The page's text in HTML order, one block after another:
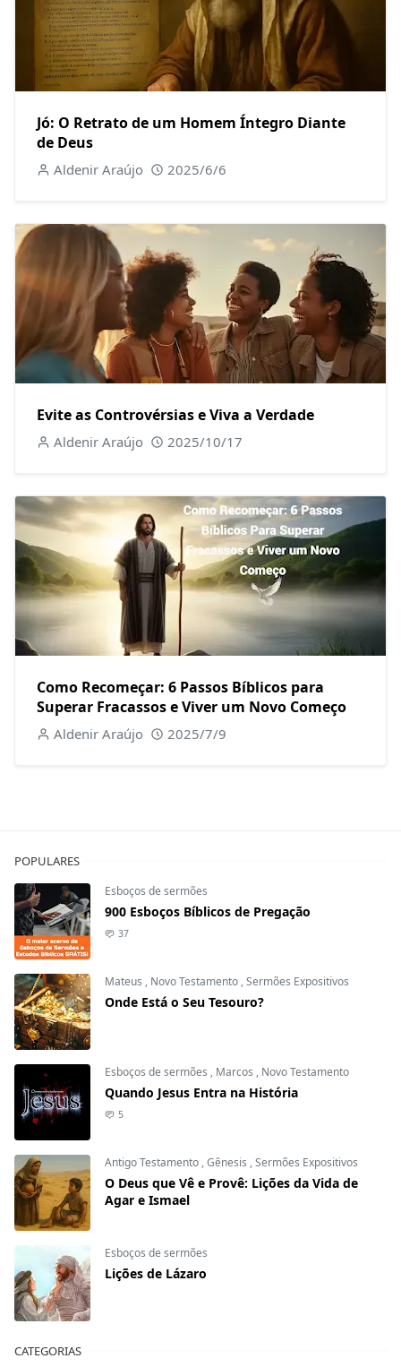
Jó: O Retrato de um Homem Íntegro Diante
de Deus
Aldenir Araújo 2025/6/6
Evite as Controvérsias e Viva a Verdade
Aldenir Araújo 2025/10/17
Como Recomeçar: 6 Passos Bíblicos para
Superar Fracassos e Viver um Novo Começo
Aldenir Araújo 2025/7/9
POPULARES
Esboços de sermões
900 Esboços Bíblicos de Pregação
37
Mateus , Novo Testamento ,Sermões Expositivos
Onde Está o Seu Tesouro?
Esboços de sermões , Marcos , Novo Testamento
Quando Jesus Entra na História
5
Antigo Testamento ,Gênesis ,Sermões Expositivos
O Deus que Vê e Provê: Lições da Vida de
Agar e Ismael
Esboços de sermões
Lições de Lázaro
CATEGORIAS